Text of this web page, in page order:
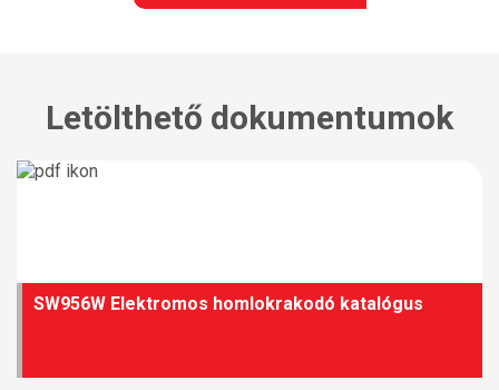
Letölthető dokumentumok
SW956W Elektromos homlokrakodó katalógus